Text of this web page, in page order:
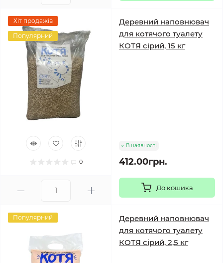
Хіт продажів
Популярний
0
Деревний наповнювач
для котячого туалету
КОТЯ сірий, 15 кг
В наявності
412.00грн.
До кошика
Популярний
Деревний наповнювач
для котячого туалету
КОТЯ сірий, 2,5 кг